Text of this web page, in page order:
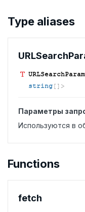
Type aliases
URLSearch
URLSearch
string[] >
Параметры
Используются в
Functions
fetch